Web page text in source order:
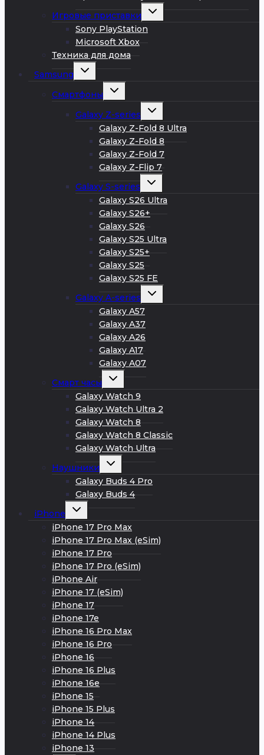
Игровые приставки
Развернуть
меню
Sony PlayStation
Microsoft Xbox
Техника для дома
Samsung
Развернуть
Смартфоны
Развернуть
Galaxy Z-series
Развернуть
меню
Galaxy Z-Fold 8 Ultra
Galaxy Z-Fold 8
Galaxy Z-Fold 7
Galaxy Z-Flip 7
Galaxy S-series
Развернуть
меню
Galaxy S26 Ultra
Galaxy S26+
Galaxy S26
Galaxy S25 Ultra
Galaxy S25+
Galaxy S25
Galaxy S25 FE
Galaxy A-series
Развернуть
меню
Galaxy A57
Galaxy A37
Galaxy A26
Galaxy A17
Galaxy A07
Смарт часы
Развернуть
меню
Galaxy Watch 9
Galaxy Watch Ultra 2
Galaxy Watch 8
Galaxy Watch 8 Classic
Galaxy Watch Ultra
Наушники
Развернуть
меню
Galaxy Buds 4 Pro
Galaxy Buds 4
iPhone
Развернуть
меню
iPhone 17 Pro Max
iPhone 17 Pro Max (eSim)
iPhone 17 Pro
iPhone 17 Pro (eSim)
iPhone Air
iPhone 17 (eSim)
iPhone 17
iPhone 17e
iPhone 16 Pro Max
iPhone 16 Pro
iPhone 16
iPhone 16 Plus
iPhone 16e
iPhone 15
iPhone 15 Plus
iPhone 14
iPhone 14 Plus
iPhone 13